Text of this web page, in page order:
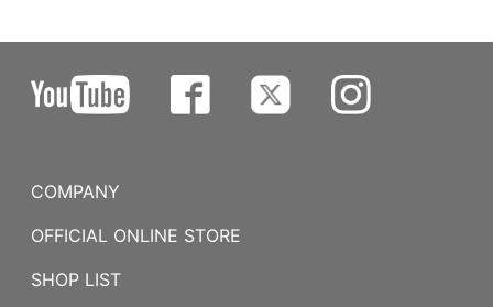
COMPANY
OFFICIAL ONLINE STORE
SHOP LIST